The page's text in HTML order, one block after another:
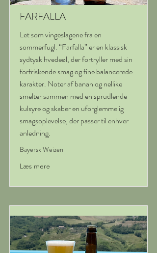
FARFALLA
Let som vingeslagene fra en
sommerfugl. “Farfalla” er en klassisk
sydtysk hvedeøl, der fortryller med sin
forfriskende smag og fine balancerede
karakter. Noter af banan og nellike
smelter sammen med en sprudlende
kulsyre og skaber en uforglemmelig
smagsoplevelse, der passer til enhver
anledning.
Bayersk Weizen
Læs mere